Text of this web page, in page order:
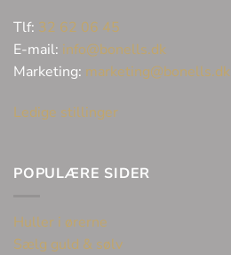
Tlf: 32 62 06 45
E-mail: info@bonells.dk
Marketing: marketing@bonells.dk
Ledige stillinger
POPULÆRE SIDER
Huller i ørerne
Sælg guld & sølv